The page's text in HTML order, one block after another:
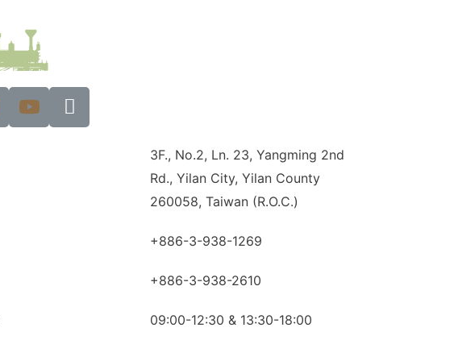
3F., No.2, Ln. 23, Yangming 2nd
Rd., Yilan City, Yilan County
260058, Taiwan (R.O.C.)
+886-3-938-1269
+886-3-938-2610
09:00-12:30 & 13:30-18:00